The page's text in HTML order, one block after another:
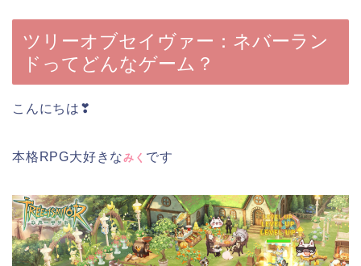
ツリーオブセイヴァー：ネバーラン
ドってどんなゲーム？
こんにちは❣
本格RPG大好きなみく です